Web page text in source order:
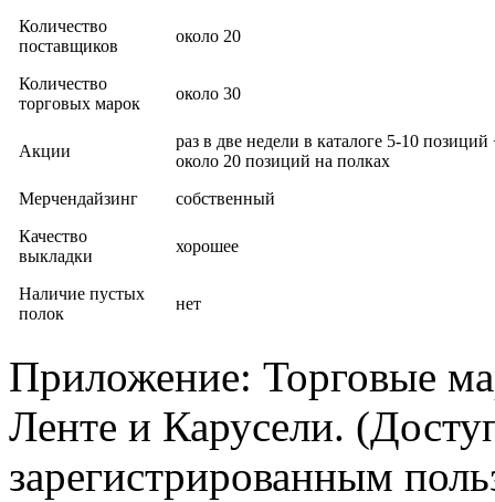
Количество
поставщиков
около 20
Количество
торговых марок
около 30
Акции
раз в две недели в каталоге 5-10 позиций
около 20 позиций на полках
Мерчендайзинг
собственный
Качество
выкладки
хорошее
Наличие пустых
полок
нет
Приложение: Торговые
Ленте и Карусели.
зарегистрированным